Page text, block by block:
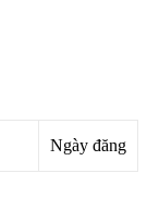
Ngày đăng